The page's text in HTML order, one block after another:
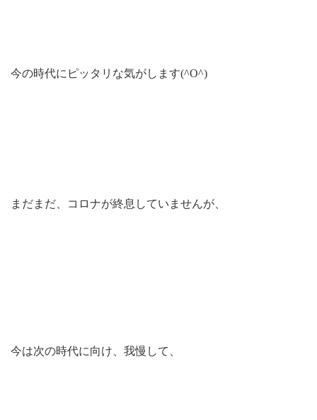
今の時代にピッタリな気がします(^O^)
まだまだ、コロナが終息していませんが、
今は次の時代に向け、我慢して、